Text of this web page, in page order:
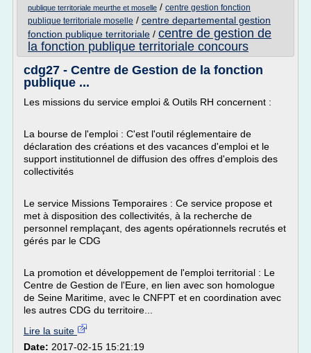
publique territoriale meurthe et moselle / centre gestion fonction
publique territoriale moselle / centre departemental gestion
fonction publique territoriale / centre de gestion de
la fonction publique territoriale concours
cdg27 - Centre de Gestion de la fonction
publique ...
Les missions du service emploi & Outils RH concernent :
La bourse de l'emploi : C'est l'outil réglementaire de
déclaration des créations et des vacances d'emploi et le
support institutionnel de diffusion des offres d'emplois des
collectivités
Le service Missions Temporaires : Ce service propose et
met à disposition des collectivités, à la recherche de
personnel remplaçant, des agents opérationnels recrutés et
gérés par le CDG
La promotion et développement de l'emploi territorial : Le
Centre de Gestion de l'Eure, en lien avec son homologue
de Seine Maritime, avec le CNFPT et en coordination avec
les autres CDG du territoire...
Lire la suite
Date: 2017-02-15 15:21:19